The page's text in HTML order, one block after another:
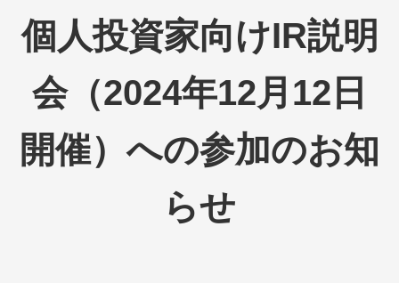
個人投資家向けIR説明
会（2024年12月12日
開催）への参加のお知
らせ